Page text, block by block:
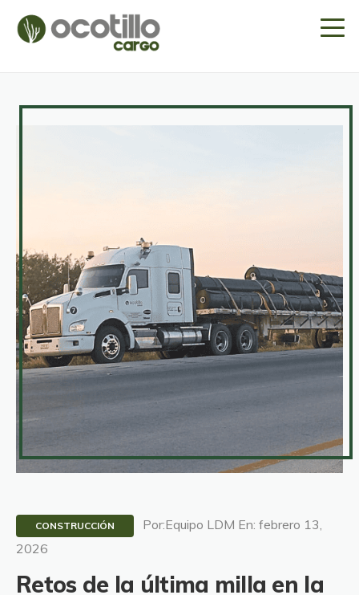
CONSTRUCCIÓN
Por:Equipo LDM En: febrero 13,
2026
Retos de la última milla en la